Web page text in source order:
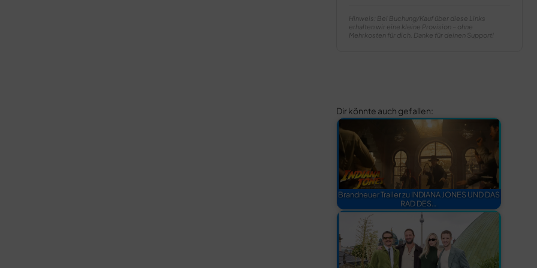
Hinweis: Bei Buchung/Kauf über diese Links
erhalten wir eine kleine Provision – ohne
Mehrkosten für dich. Danke für deinen Support!
Dir könnte auch gefallen:
Brandneuer Trailer zu INDIANA JONES UND DAS
RAD DES…